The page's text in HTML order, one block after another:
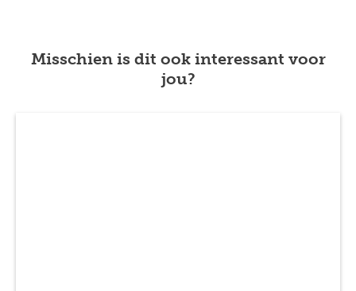
Misschien is dit ook interessant voor
jou?